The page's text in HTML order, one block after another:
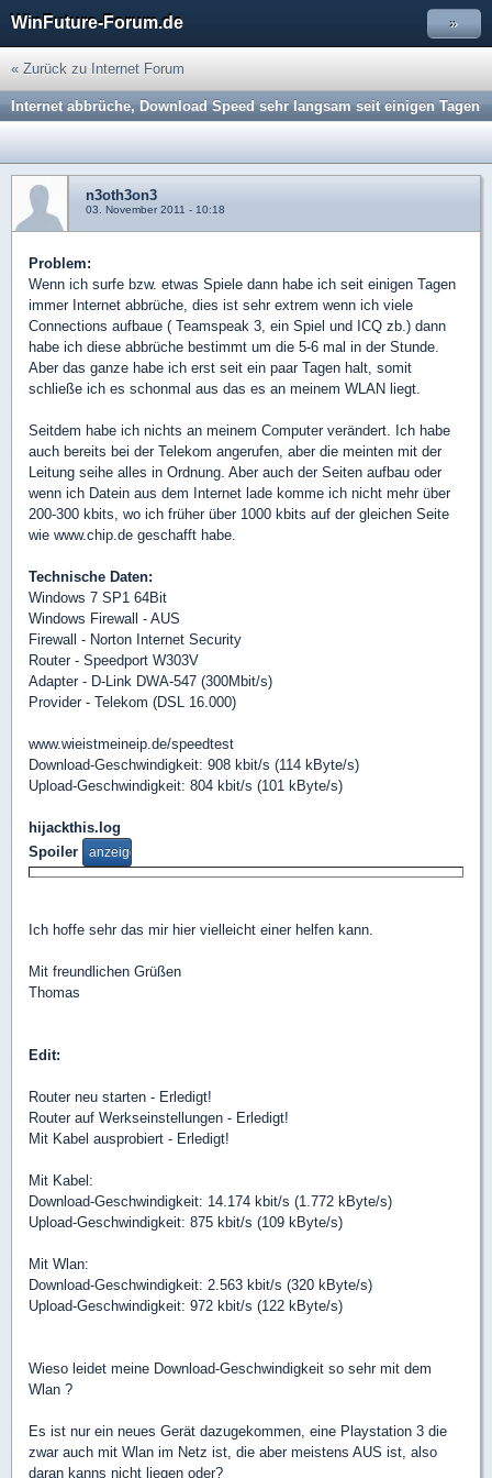
WinFuture-Forum.de »
« Zurück zu Internet Forum
Internet abbrüche, Download Speed sehr langsam seit einigen Tagen
n3oth3on3
03. November 2011 - 10:18
Problem:
Wenn ich surfe bzw. etwas Spiele dann habe ich seit einigen Tagen
immer Internet abbrüche, dies ist sehr extrem wenn ich viele
Connections aufbaue ( Teamspeak 3, ein Spiel und ICQ zb.) dann
habe ich diese abbrüche bestimmt um die 5-6 mal in der Stunde.
Aber das ganze habe ich erst seit ein paar Tagen halt, somit
schließe ich es schonmal aus das es an meinem WLAN liegt.
Seitdem habe ich nichts an meinem Computer verändert. Ich habe
auch bereits bei der Telekom angerufen, aber die meinten mit der
Leitung seihe alles in Ordnung. Aber auch der Seiten aufbau oder
wenn ich Datein aus dem Internet lade komme ich nicht mehr über
200-300 kbits, wo ich früher über 1000 kbits auf der gleichen Seite
wie www.chip.de geschafft habe.
Technische Daten:
Windows 7 SP1 64Bit
Windows Firewall - AUS
Firewall - Norton Internet Security
Router - Speedport W303V
Adapter - D-Link DWA-547 (300Mbit/s)
Provider - Telekom (DSL 16.000)
www.wieistmeineip.de/speedtest
Download-Geschwindigkeit: 908 kbit/s (114 kByte/s)
Upload-Geschwindigkeit: 804 kbit/s (101 kByte/s)
hijackthis.log
Spoiler
Ich hoffe sehr das mir hier vielleicht einer helfen kann.
Mit freundlichen Grüßen
Thomas
Edit:
Router neu starten - Erledigt!
Router auf Werkseinstellungen - Erledigt!
Mit Kabel ausprobiert - Erledigt!
Mit Kabel:
Download-Geschwindigkeit: 14.174 kbit/s (1.772 kByte/s)
Upload-Geschwindigkeit: 875 kbit/s (109 kByte/s)
Mit Wlan:
Download-Geschwindigkeit: 2.563 kbit/s (320 kByte/s)
Upload-Geschwindigkeit: 972 kbit/s (122 kByte/s)
Wieso leidet meine Download-Geschwindigkeit so sehr mit dem
Wlan ?
Es ist nur ein neues Gerät dazugekommen, eine Playstation 3 die
zwar auch mit Wlan im Netz ist, die aber meistens AUS ist, also
daran kanns nicht liegen oder?